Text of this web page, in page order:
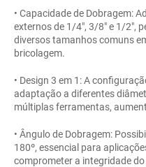
• Capacidade de Dobragem:
externos de 1/4", 3/8" e 1/2",
diversos tamanhos comuns
bricolagem.
• Design 3 em 1: A
adaptação a diferentes
múltiplas ferramentas,
• Ângulo de Dobragem:
180º, essencial para
comprometer a integridade